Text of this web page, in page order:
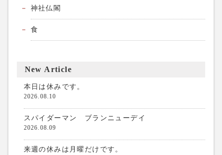
神社仏閣
食
New Article
本日は休みです。
2026.08.10
スパイダーマン ブランニューデイ
2026.08.09
来週の休みは月曜だけです。